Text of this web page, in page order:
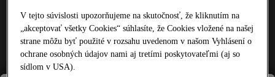
WIRTGEN WR 200i
Dávkovač spojiva SW 16 MC
Stabilizácia zemín
WIRTGEN WR 2000
WIRTGEN WR 200i
Dávkovač spojiva SW 16 MC
V tejto súvislosti upozorňujeme na skutočnosť, že kliknutím na
„akceptovať všetky Cookies“ súhlasíte, že Cookies vložené na našej
strane môžu byť použité v rozsahu uvedenom v našom Vyhlásení o
ochrane osobných údajov nami aj tretími poskytovateľmi (aj so
sídlom v USA).